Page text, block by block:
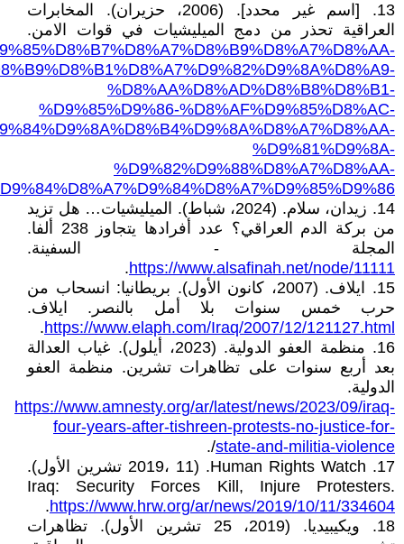
13. [اسم غير محدد]. (2006، حزيران). المخابرات
العراقية تحذر من دمج الميليشيات في قوات الامن.
%D8%AA%D8%AD%D8%B8%D8%B1-
%D9%85%D9%86-%D8%AF%D9%85%D8%AC-
%D9%81%D9%8A-
%D9%82%D9%88%D8%A7%D8%AA-
14. زيدان، سلام. (2024، شباط). الميليشيات… هل تزيد
من بركة الدم العراقي؟ عدد أفرادها يتجاوز 238 ألفا.
المجلة - السفينة.
https://www.alsafinah.net/node/11111
.
15. ايلاف. (2007، كانون الأول). بريطانيا: انسحاب من
حرب خمس سنوات بلا أمل بالنصر. ايلاف.
https://www.elaph.com/Iraq/2007/12/121127.html
.
16. منظمة العفو الدولية. (2023، أيلول). غياب العدالة
بعد أربع سنوات على تظاهرات تشرين. منظمة العفو
الدولية.
https://www.amnesty.org/ar/latest/news/2023/09/iraq-
four-years-after-tishreen-protests-no-justice-for-
state-and-militia-violence
/.
17. Human Rights Watch. (2019، 11 تشرين الأول).
Iraq: Security Forces Kill, Injure Protesters.
https://www.hrw.org/ar/news/2019/10/11/334604
.
18. ويكيبيديا. (2019، 25 تشرين الأول). تظاهرات